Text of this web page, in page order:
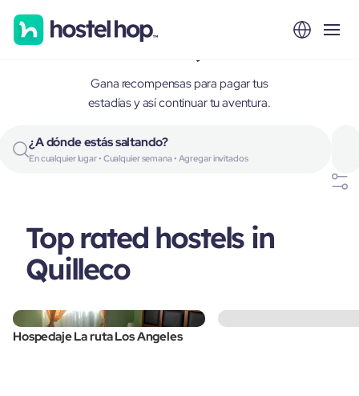
Quilleco, Chile
Gana recompensas para pagar tus
estadías y así continuar tu aventura.
¿A dónde estás saltando?
En cualquier lugar • Cualquier semana • Agregar invitados
Top rated hostels in
Quilleco
Hospedaje La ruta Los Angeles